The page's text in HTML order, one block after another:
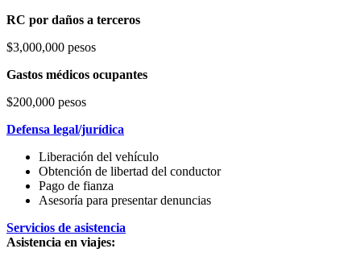
RC por daños a terceros
$3,000,000 pesos
Gastos médicos ocupantes
$200,000 pesos
Defensa legal/jurídica
Liberación del vehículo
Obtención de libertad del conductor
Pago de fianza
Asesoría para presentar denuncias
Servicios de asistencia
Asistencia en viajes: